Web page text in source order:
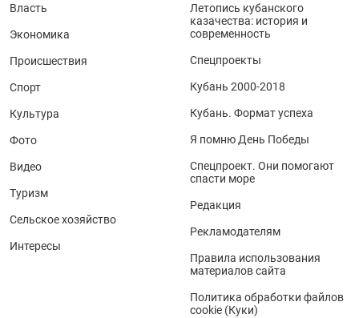
Власть
Экономика
Происшествия
Спорт
Культура
Фото
Видео
Туризм
Сельское хозяйство
Интересы
Летопись кубанского
казачества: история и
современность
Спецпроекты
Кубань 2000-2018
Кубань. Формат успеха
Я помню День Победы
Спецпроект. Они помогают
спасти море
Редакция
Рекламодателям
Правила использования
материалов сайта
Политика обработки файлов
cookie (Куки)